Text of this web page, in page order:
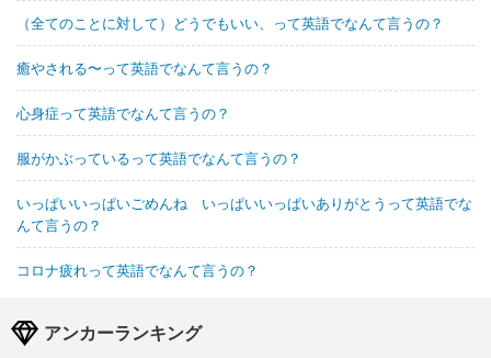
（全てのことに対して）どうでもいい、って英語でなんて言うの？
癒やされる〜って英語でなんて言うの？
心身症って英語でなんて言うの？
服がかぶっているって英語でなんて言うの？
いっぱいいっぱいごめんね いっぱいいっぱいありがとうって英語でな
んて言うの？
コロナ疲れって英語でなんて言うの？
アンカーランキング